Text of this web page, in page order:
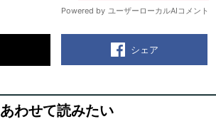
シェア
あわせて読みたい